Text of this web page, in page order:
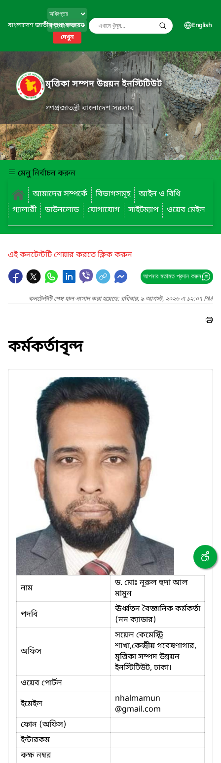
বাংলাদেশ জাতীয় তথ্য বাতায়ন
দেখুন
English
মৃত্তিকা সম্পদ উন্নয়ন ইনস্টিটিউট
গণপ্রজাতন্ত্রী বাংলাদেশ সরকার
মেনু নির্বাচন করুন
আমাদের সম্পর্কে
বিভাগসমূহ
আইন ও বিধি
গ্যালারী
ডাউনলোড যোগাযোগ সাইটম্যাপ ওয়েব মেইল
এই কনটেন্টটি শেয়ার করতে ক্লিক করুন
আপনার মতামত প্রদান করুন
কনটেন্টটি শেষ হাল-নাগাদ করা হয়েছে: রবিবার, ৯ আগস্ট, ২০২৬ এ ১২:০৭ PM
কর্মকর্তাবৃন্দ
নাম
ড. মোঃ নূরুল হুদা আল
মামুন
পদবি
ঊর্ধ্বতন বৈজ্ঞানিক কর্মকর্তা
(নন ক্যাডার)
অফিস
সয়েল কেমেস্ট্রি
শাখা,কেন্দ্রীয় গবেষণাগার,
মৃত্তিকা সম্পদ উন্নয়ন
ইনস্টিটিউট, ঢাকা।
ওয়েব পোর্টল
ইমেইল
nhalmamun
@gmail.com
ফোন (অফিস)
ইন্টারকম
কক্ষ নম্বর